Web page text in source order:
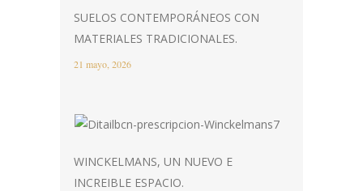
SUELOS CONTEMPORÁNEOS CON
MATERIALES TRADICIONALES.
21 mayo, 2026
WINCKELMANS, UN NUEVO E
INCREIBLE ESPACIO.